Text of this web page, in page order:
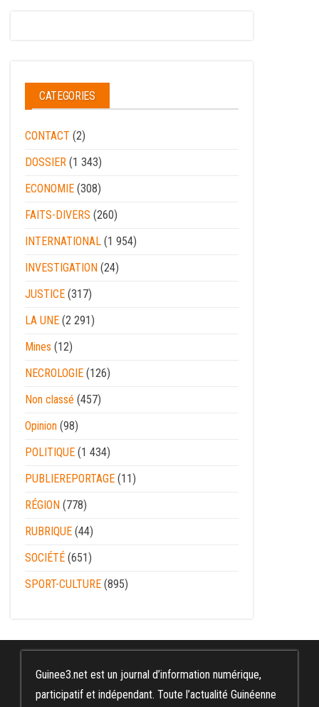
CATEGORIES
CONTACT (2)
DOSSIER (1 343)
ECONOMIE (308)
FAITS-DIVERS (260)
INTERNATIONAL (1 954)
INVESTIGATION (24)
JUSTICE (317)
LA UNE (2 291)
Mines (12)
NECROLOGIE (126)
Non classé (457)
Opinion (98)
POLITIQUE (1 434)
PUBLIEREPORTAGE (11)
RÉGION (778)
RUBRIQUE (44)
SOCIÉTÉ (651)
SPORT-CULTURE (895)
Guinee3.net est un journal d’information numérique,
participatif et indépendant. Toute l’actualité Guinéenne